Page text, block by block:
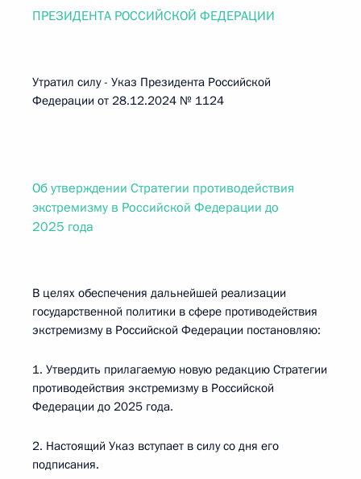
ПРЕЗИДЕНТА РОССИЙСКОЙ ФЕДЕРАЦИИ
Утратил силу - Указ Президента Российской
Федерации от 28.12.2024 № 1124
Об утверждении Стратегии противодействия
экстремизму в Российской Федерации до
2025 года
В целях обеспечения дальнейшей реализации
государственной политики в сфере противодействия
экстремизму в Российской Федерации постановляю:
1. Утвердить прилагаемую новую редакцию Стратегии
противодействия экстремизму в Российской
Федерации до 2025 года.
2. Настоящий Указ вступает в силу со дня его
подписания.